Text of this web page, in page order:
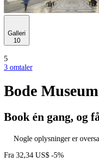
Galleri
10
5
3 omtaler
Bode
Book én gang, og
Nogle oplysninger er
Fra 32,34 US$ -5%